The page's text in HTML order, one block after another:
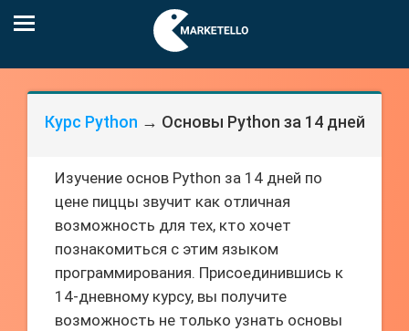
Курс Python → Основы Python за 14 дней
Изучение основ Python за 14 дней по
цене пиццы звучит как отличная
возможность для тех, кто хочет
познакомиться с этим языком
программирования. Присоединившись к
14-дневному курсу, вы получите
возможность не только узнать основы